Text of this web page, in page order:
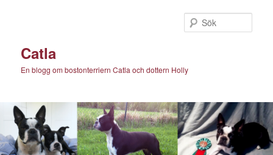
Catla
En blogg om bostonterriern Catla och dottern Holly